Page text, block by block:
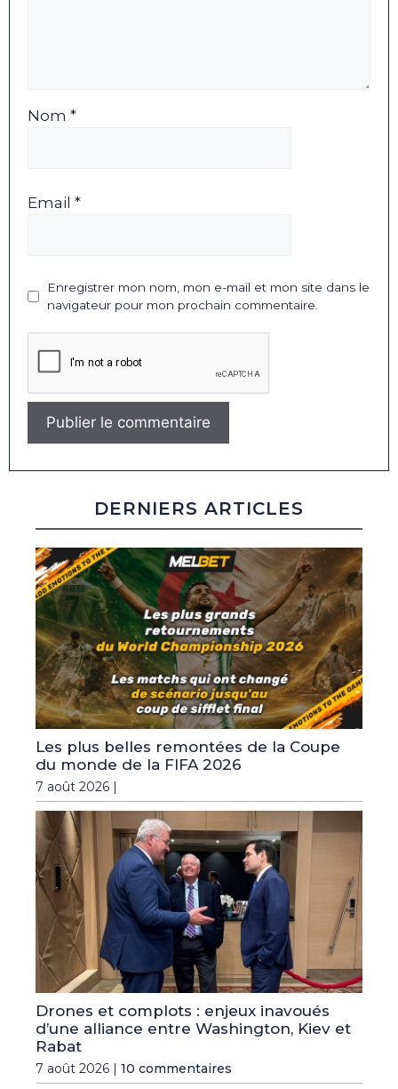
Nom *
Email *
Enregistrer mon nom, mon e-mail et mon site dans le
navigateur pour mon prochain commentaire.
DERNIERS ARTICLES
Les plus belles remontées de la Coupe
du monde de la FIFA 2026
7 août 2026 |
Drones et complots : enjeux inavoués
d’une alliance entre Washington, Kiev et
Rabat
7 août 2026 | 10 commentaires